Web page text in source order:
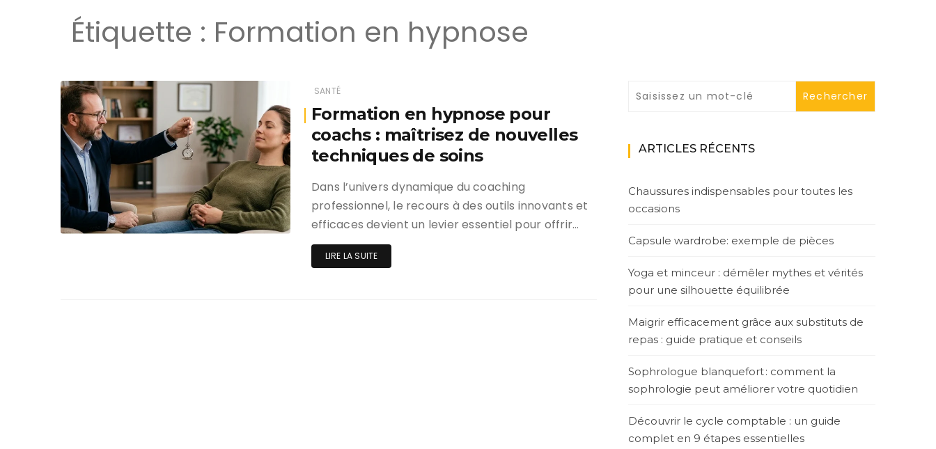
Étiquette : Formation en hypnose
SANTÉ
Formation en hypnose pour
coachs : maîtrisez de nouvelles
techniques de soins
Dans l’univers dynamique du coaching
professionnel, le recours à des outils innovants et
efficaces devient un levier essentiel pour offrir…
LIRE LA SUITE
ARTICLES RÉCENTS
Chaussures indispensables pour toutes les
occasions
Capsule wardrobe: exemple de pièces
Yoga et minceur : démêler mythes et vérités
pour une silhouette équilibrée
Maigrir efficacement grâce aux substituts de
repas : guide pratique et conseils
Sophrologue blanquefort : comment la
sophrologie peut améliorer votre quotidien
Découvrir le cycle comptable : un guide
complet en 9 étapes essentielles